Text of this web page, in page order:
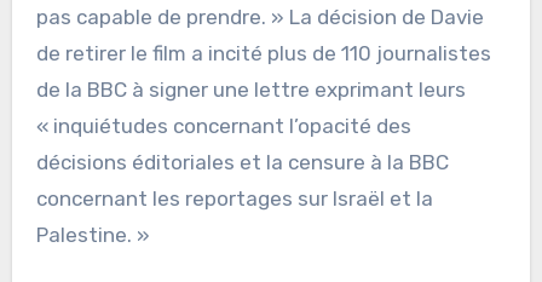
pas capable de prendre. » La décision de Davie
de retirer le film a incité plus de 110 journalistes
de la BBC à signer une lettre exprimant leurs
« inquiétudes concernant l’opacité des
décisions éditoriales et la censure à la BBC
concernant les reportages sur Israël et la
Palestine. »